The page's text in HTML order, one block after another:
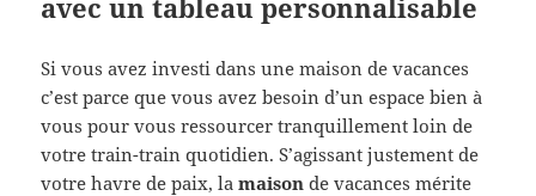
Si vous avez investi dans une maison de vacances
c’est parce que vous avez besoin d’un espace bien à
vous pour vous ressourcer tranquillement loin de
votre train-train quotidien. S’agissant justement de
votre havre de paix, lamaisonde vacances mérite